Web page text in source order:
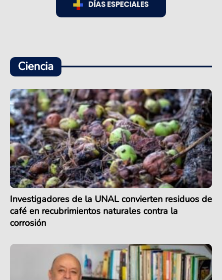
DÍAS ESPECIALES
Ciencia
Investigadores de la UNAL convierten residuos de
café en recubrimientos naturales contra la
corrosión